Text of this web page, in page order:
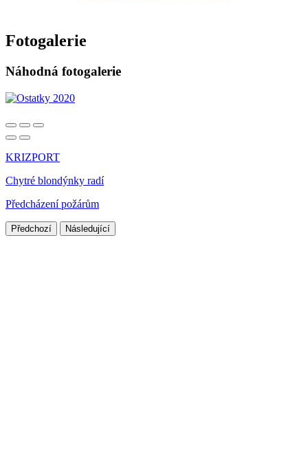
Fotogalerie
Náhodná fotogalerie
KRIZPORT
Chytré blondýnky radí
Předcházení požárům
Předchozí Následující